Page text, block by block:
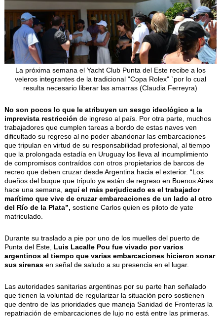
La próxima semana el Yacht Club Punta del Este recibe a los
veleros integrantes de la tradicional "Copa Rolex" `por lo cual
resulta necesario liberar las amarras (Claudia Ferreyra)
No son pocos lo que le atribuyen un sesgo ideológico a la
imprevista restricción de ingreso al país. Por otra parte, muchos
trabajadores que cumplen tareas a bordo de estas naves ven
dificultado su regreso al no poder abandonar las embarcaciones
que tripulan en virtud de su responsabilidad profesional, al tiempo
que la prolongada estadía en Uruguay los lleva al incumplimiento
de compromisos contraídos con otros propietarios de barcos de
recreo que deben cruzar desde Argentina hacia el exterior. “Los
dueños del buque que tripulo ya están de regreso en Buenos Aires
hace una semana, aquí el más perjudicado es el trabajador
marítimo que vive de cruzar embarcaciones de un lado al otro
del Río de la Plata”, sostiene Carlos quien es piloto de yate
matriculado.
Durante su traslado a pie por uno de los muelles del puerto de
Punta del Este, Luis Lacalle Pou fue vivado por varios
argentinos al tiempo que varias embarcaciones hicieron sonar
sus sirenasen señal de saludo a su presencia en el lugar.
Las autoridades sanitarias argentinas por su parte han señalado
que tienen la voluntad de regularizar la situación pero sostienen
que dentro de las prioridades que maneja Sanidad de Fronteras la
repatriación de embarcaciones de lujo no está entre las primeras.